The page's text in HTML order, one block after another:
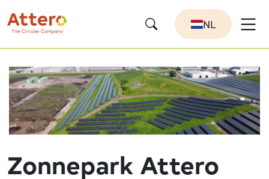
NL
Zonnepark Attero